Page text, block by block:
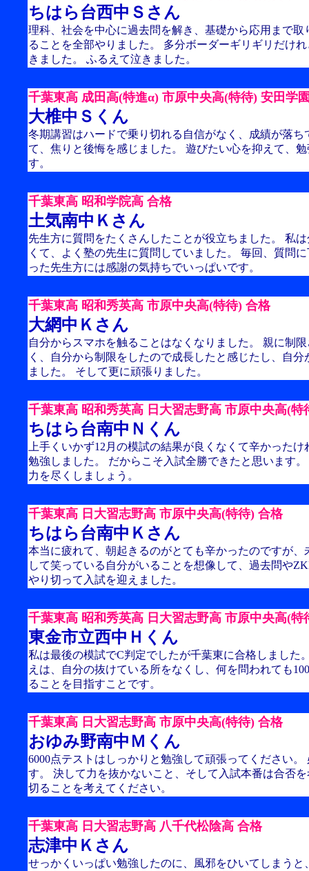
ちはら台西中Ｓさん
理科、社会を中心に過去問を解き、基礎から応用まで取
ることを全部やりました。 多分ボーダーギリギリだけ
きました。 ふるえて泣きました。
千葉東高 成田高(特進α) 市原中央高(特待) 安田学
大椎中Ｓくん
冬期講習はハードで乗り切れる自信がなく、成績が落ち
て、焦りと後悔を感じました。 遊びたい心を抑えて、
す。
千葉東高 昭和学院高 合格
土気南中Ｋさん
先生方に質問をたくさんしたことが役立ちました。 私
くて、よく塾の先生に質問していました。 毎回、質問
った先生方には感謝の気持ちでいっぱいです。
千葉東高 昭和秀英高 市原中央高(特待) 合格
大網中Ｋさん
自分からスマホを触ることはなくなりました。 親に制
く、自分から制限をしたので成長したと感じたし、自
ました。 そして更に頑張りました。
千葉東高 昭和秀英高 日大習志野高 市原中央高(特
ちはら台南中Ｎくん
上手くいかず12月の模試の結果が良くなくて辛かった
勉強しました。 だからこそ入試全勝できたと思います
力を尽くしましょう。
千葉東高 日大習志野高 市原中央高(特待) 合格
ちはら台南中Ｋさん
本当に疲れて、朝起きるのがとても辛かったのですが、
して笑っている自分がいることを想像して、過去問や
やり切って入試を迎えました。
千葉東高 昭和秀英高 日大習志野高 市原中央高(特
東金市立西中Ｈくん
私は最後の模試でC判定でしたが千葉東に合格しました
えは、自分の抜けている所をなくし、何を問われても
ることを目指すことです。
千葉東高 日大習志野高 市原中央高(特待) 合格
おゆみ野南中Ｍくん
6000点テストはしっかりと勉強して頑張ってください。
す。 決して力を抜かないこと、そして入試本番は合否
切ることを考えてください。
千葉東高 日大習志野高 八千代松陰高 合格
志津中Ｋさん
せっかくいっぱい勉強したのに、風邪をひいてしまうと